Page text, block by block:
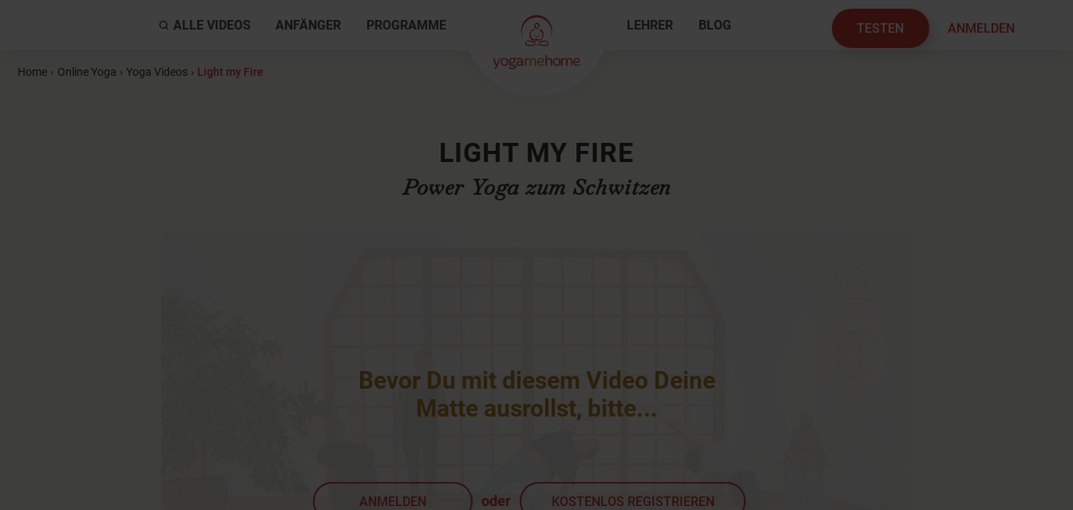
ALLE VIDEOS ANFÄNGER PROGRAMME LEHRER BLOG TESTEN ANMELDEN
Home › Online Yoga › Yoga Videos › Light my Fire
LIGHT MY FIRE
Power Yoga zum Schwitzen
Bevor Du mit diesem Video Deine
Matte ausrollst, bitte...
ANMELDEN oder KOSTENLOS REGISTRIEREN